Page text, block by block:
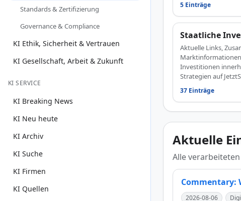
Standards & Zertifizierung
Governance & Compliance
KI Ethik, Sicherheit & Vertrauen
KI Gesellschaft, Arbeit & Zukunft
KI SERVICE
KI Breaking News
KI Neu heute
KI Archiv
KI Suche
KI Firmen
KI Quellen
5 Einträge
Staatliche
Aktuelle Links,
Investitionen
Strategien auf
37 Einträge
Aktuelle
Alle
Commentary:
2026-08-06